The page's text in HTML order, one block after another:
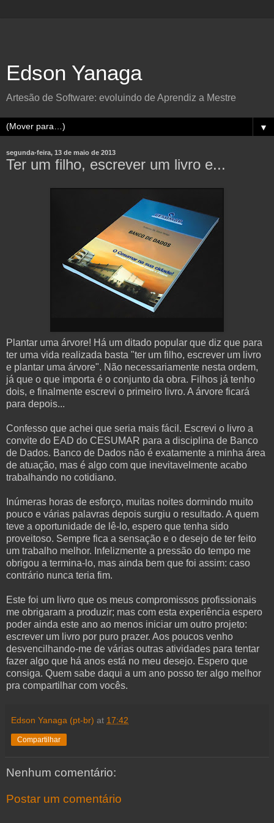
Edson Yanaga
Artesão de Software: evoluindo de Aprendiz a Mestre
▼
segunda-feira, 13 de maio de 2013
Ter um filho, escrever um livro e...
Plantar uma árvore! Há um ditado popular que diz que para
ter uma vida realizada basta "ter um filho, escrever um livro
e plantar uma árvore". Não necessariamente nesta ordem,
já que o que importa é o conjunto da obra. Filhos já tenho
dois, e finalmente escrevi o primeiro livro. A árvore ficará
para depois...
Confesso que achei que seria mais fácil. Escrevi o livro a
convite do EAD do CESUMAR para a disciplina de Banco
de Dados. Banco de Dados não é exatamente a minha área
de atuação, mas é algo com que inevitavelmente acabo
trabalhando no cotidiano.
Inúmeras horas de esforço, muitas noites dormindo muito
pouco e várias palavras depois surgiu o resultado. A quem
teve a oportunidade de lê-lo, espero que tenha sido
proveitoso. Sempre fica a sensação e o desejo de ter feito
um trabalho melhor. Infelizmente a pressão do tempo me
obrigou a termina-lo, mas ainda bem que foi assim: caso
contrário nunca teria fim.
Este foi um livro que os meus compromissos profissionais
me obrigaram a produzir; mas com esta experiência espero
poder ainda este ano ao menos iniciar um outro projeto:
escrever um livro por puro prazer. Aos poucos venho
desvencilhando-me de várias outras atividades para tentar
fazer algo que há anos está no meu desejo. Espero que
consiga. Quem sabe daqui a um ano posso ter algo melhor
pra compartilhar com vocês.
Edson Yanaga (pt-br) at 17:42
Compartilhar
Nenhum comentário:
Postar um comentário